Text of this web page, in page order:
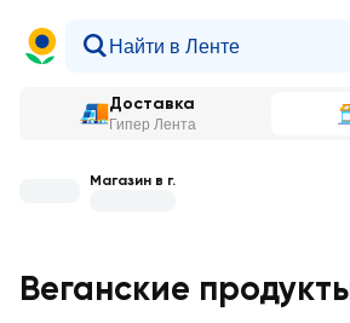
Доставка
Гипер Лента
Магазин в г.
Веганские